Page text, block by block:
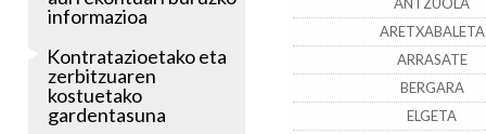
ARETXABALETA
ARRASATE
BERGARA
ELGETA
informazioa
Kontratazioetako eta
zerbitzuaren
kostuetako
gardentasuna